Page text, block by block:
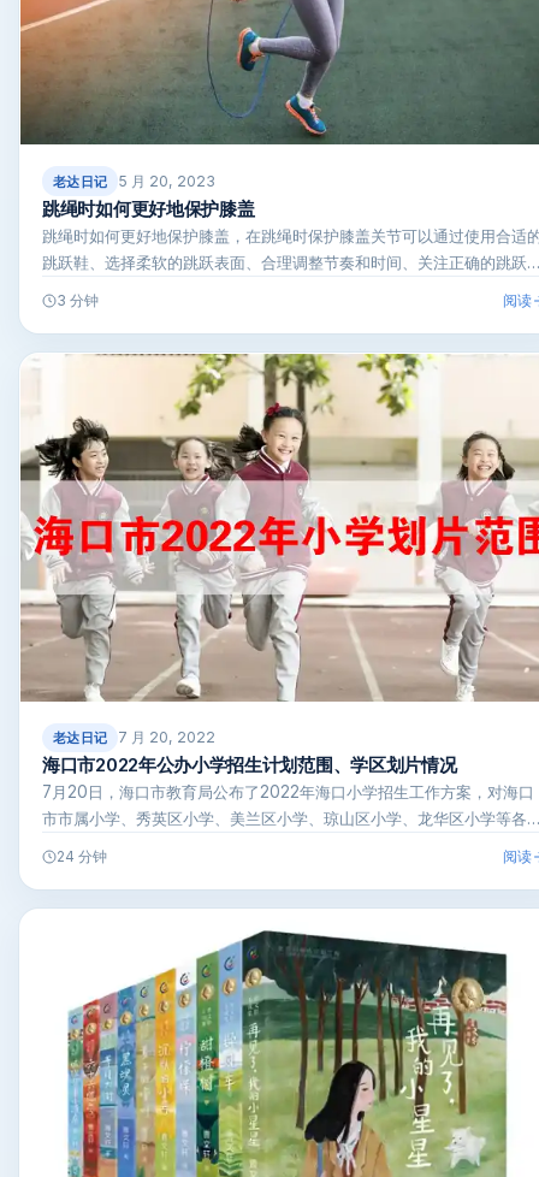
老达日记 5 月 20, 2023
跳绳时如何更好地保护膝盖
跳绳时如何更好地保护膝盖，在跳绳时保护膝盖关节可以通过使用合适
跳跃鞋、选择柔软的跳跃表面、合理调整节奏和时间、关注正确的跳跃
3 分钟 阅读
老达日记 7 月 20, 2022
海口市2022年公办小学招生计划范围、学区划片情况
7月20日，海口市教育局公布了2022年海口小学招生工作方案，对海口
市市属小学、秀英区小学、美兰区小学、琼山区小学、龙华区小学等各…
24 分钟 阅读